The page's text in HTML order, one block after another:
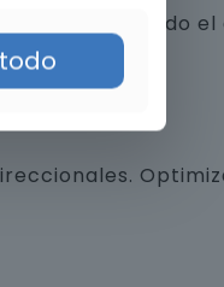
optimizando